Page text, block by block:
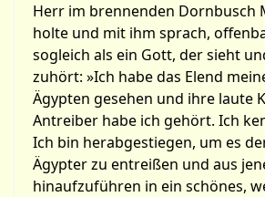
Herr im brennenden Dornbusch
holte und mit ihm sprach,
sogleich als ein Gott, der sieht
zuhört: »Ich habe das Elend
Ägypten gesehen und ihre laute
Antreiber habe ich gehört. Ich
Ich bin herabgestiegen, um es
Ägypter zu entreißen und aus
hinaufzuführen in ein schönes,